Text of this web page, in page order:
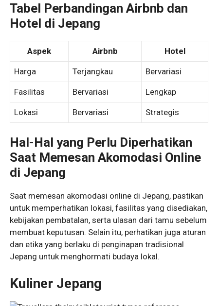
Tabel Perbandingan Airbnb dan
Hotel di Jepang
Aspek Airbnb Hotel
Harga Terjangkau Bervariasi
Fasilitas Bervariasi Lengkap
Lokasi Bervariasi Strategis
Hal-Hal yang Perlu Diperhatikan
Saat Memesan Akomodasi Online
di Jepang
Saat memesan akomodasi online di Jepang, pastikan
untuk memperhatikan lokasi, fasilitas yang disediakan,
kebijakan pembatalan, serta ulasan dari tamu sebelum
membuat keputusan. Selain itu, perhatikan juga aturan
dan etika yang berlaku di penginapan tradisional
Jepang untuk menghormati budaya lokal.
Kuliner Jepang